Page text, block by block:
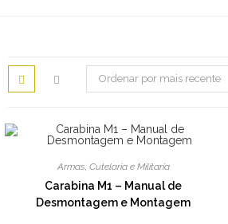
Ordenar por mais recente
Armas, Cutelaria e Militaria
Carabina M1 – Manual de
Desmontagem e Montagem